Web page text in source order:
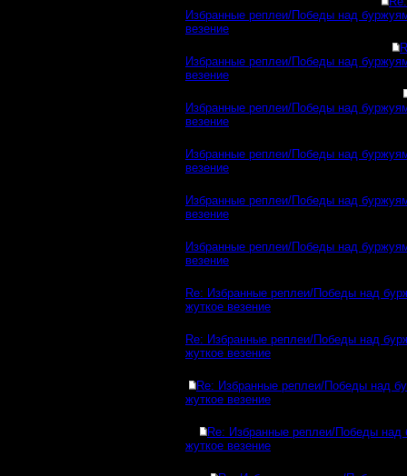
Избранные реплеи/Победы над
везение
Избранные реплеи/Победы над
везение
Избранные реплеи/Победы над
везение
Избранные реплеи/Победы над
везение
Избранные реплеи/Победы над
везение
Избранные реплеи/Победы над
везение
Re: Избранные реплеи/Победы над
жуткое везение
Re: Избранные реплеи/Победы над
жуткое везение
Re: Избранные реплеи/Победы над
жуткое везение
Re: Избранные реплеи/Победы над
жуткое везение